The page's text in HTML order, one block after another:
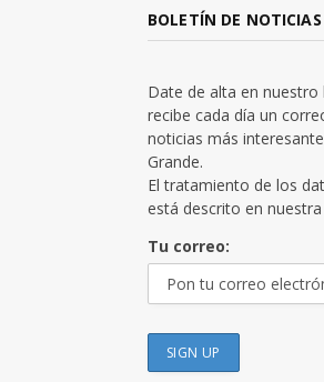
BOLETÍN DE NOTICIAS
Date de alta en
recibe cada día un
noticias más
Grande.
El tratamiento de los
está descrito en nuestra
Tu correo: